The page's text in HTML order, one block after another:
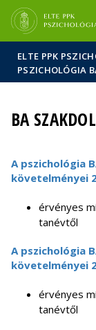
ELTE PPK
PSZICHOLÓGIA
BA
A pszichológia
követelményei
érvényes
tanévtől
A pszichológia
követelményei
érvényes
tanévtől